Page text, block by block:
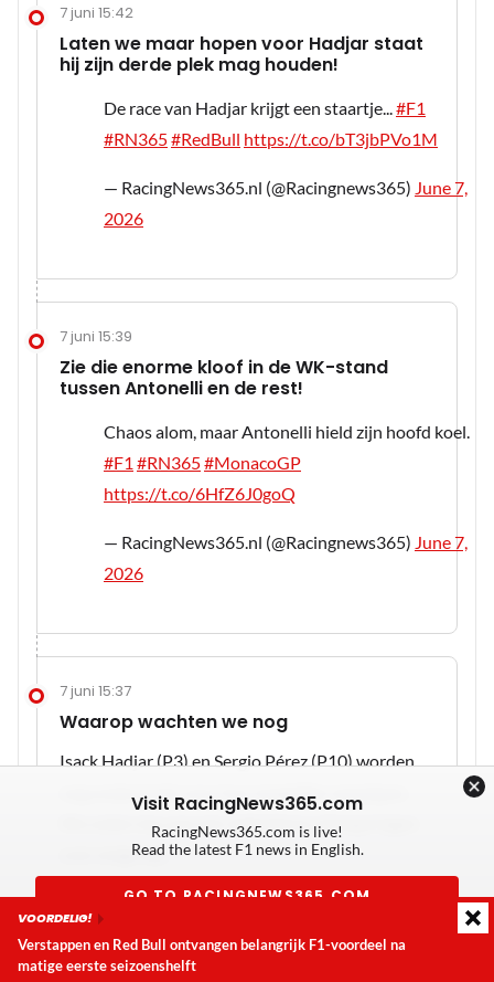
7 juni 15:42
Laten we maar hopen voor Hadjar staat
hij zijn derde plek mag houden!
De race van Hadjar krijgt een staartje... #F1
#RN365#RedBull https://t.co/bT3jbPVo1M
— RacingNews365.nl (@Racingnews365) June 7,
2026
7 juni 15:39
Zie die enorme kloof in de WK-stand
tussen Antonelli en de rest!
Chaos alom, maar Antonelli hield zijn hoofd koel.
#F1 #RN365#MonacoGP
https://t.co/6HfZ6J0goQ
— RacingNews365.nl (@Racingnews365) June 7,
2026
7 juni 15:37
Waarop wachten we nog
Isack Hadjar (P3) en Sergio Pérez (P10) worden
nog onderzocht voor hun mogelijke vergrijpen.
We zullen dus pas een definitieve uitslag krijgen
over enige tijd.
7 juni 15:33
Laatste update: maandag 10 augustus 2026 12:13
Visit RacingNews365.com
RacingNews365.com is live!
Read the latest F1 news in English.
GO TO RACINGNEWS365.COM
Don't show again
VOORDELIG!
Verstappen en Red Bull ontvangen belangrijk F1-voordeel na
matige eerste seizoenshelft